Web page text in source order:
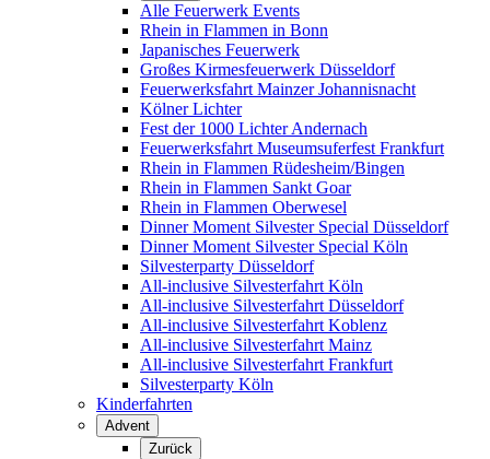
Alle Feuerwerk Events
Rhein in Flammen in Bonn
Japanisches Feuerwerk
Großes Kirmesfeuerwerk Düsseldorf
Feuerwerksfahrt Mainzer Johannisnacht
Kölner Lichter
Fest der 1000 Lichter Andernach
Feuerwerksfahrt Museumsuferfest Frankfurt
Rhein in Flammen Rüdesheim/Bingen
Rhein in Flammen Sankt Goar
Rhein in Flammen Oberwesel
Dinner Moment Silvester Special Düsseldorf
Dinner Moment Silvester Special Köln
Silvesterparty Düsseldorf
All-inclusive Silvesterfahrt Köln
All-inclusive Silvesterfahrt Düsseldorf
All-inclusive Silvesterfahrt Koblenz
All-inclusive Silvesterfahrt Mainz
All-inclusive Silvesterfahrt Frankfurt
Silvesterparty Köln
Kinderfahrten
Advent
Zurück